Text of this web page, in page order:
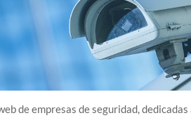
de empresas de seguridad,